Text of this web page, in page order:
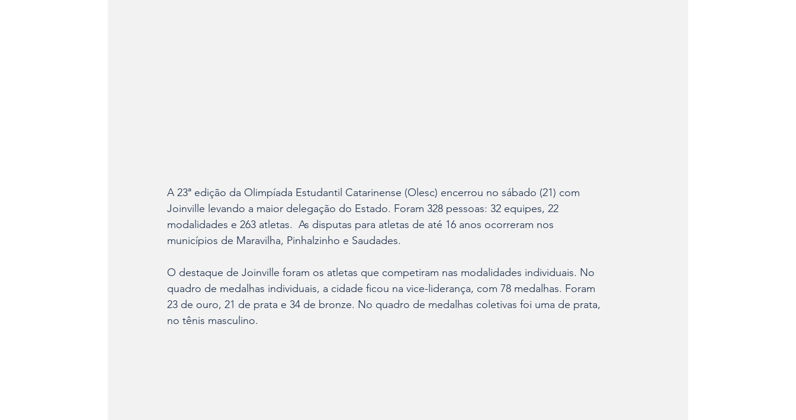
A 23ª edição da Olimpíada Estudantil Catarinense (Olesc) encerrou no sábado (21) com
Joinville levando a maior delegação do Estado. Foram 328 pessoas: 32 equipes, 22
modalidades e 263 atletas.  As disputas para atletas de até 16 anos ocorreram nos
municípios de Maravilha, Pinhalzinho e Saudades.
O destaque de Joinville foram os atletas que competiram nas modalidades individuais. No
quadro de medalhas individuais, a cidade ficou na vice-liderança, com 78 medalhas. Foram
23 de ouro, 21 de prata e 34 de bronze. No quadro de medalhas coletivas foi uma de prata,
no tênis masculino.